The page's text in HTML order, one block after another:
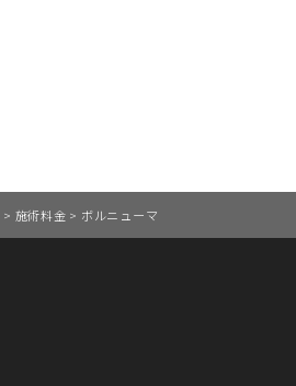
> 施術料金 > ボルニューマ